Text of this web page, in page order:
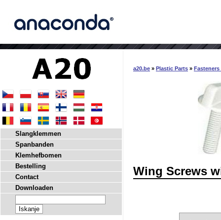
a20.be » Plastic Parts »
Wing Screws
Slangklemmen
Spanbanden
Klemhefbomen
Bestelling
Contact
Downloaden